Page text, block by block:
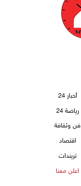
أخبار 24
رياضة 24
فن وثقافة
اقتصاد
تريندات
اعلن معنا